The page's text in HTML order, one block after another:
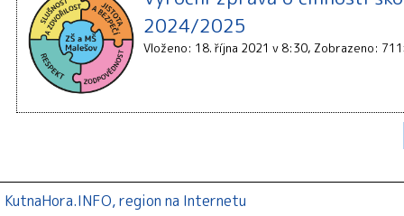
2024/2025
Vloženo: 18. října 2021 v 8:30 Zobrazeno:
KutnaHora.INFO, region na Internetu